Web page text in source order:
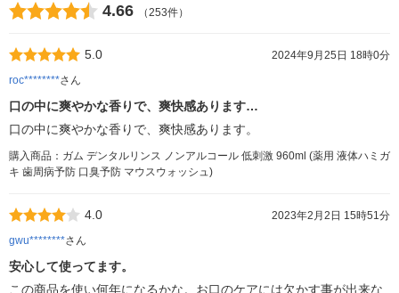
4.66 （253件）
5.0
2024年9月25日 18時0分
roc********さん
口の中に爽やかな香りで、爽快感あります…
口の中に爽やかな香りで、爽快感あります。
購入商品：ガム デンタルリンス ノンアルコール 低刺激 960ml (薬用 液体ハミガ
キ 歯周病予防 口臭予防 マウスウォッシュ)
4.0
2023年2月2日 15時51分
gwu********さん
安心して使ってます。
この商品を使い何年になるかな。お口のケアには欠かす事が出来な